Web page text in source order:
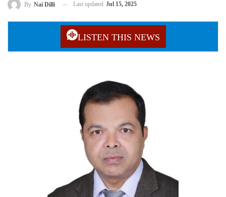
By Nai Dilli Last updated Jul 15, 2025
LISTEN THIS NEWS